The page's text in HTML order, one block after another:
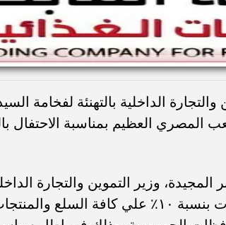
الداخلية بالتهنئة لفخامة
المصري العظيم بمناسبة الاحتفال
المجيدة، وزير التموين والتجارة
القابضة للصناعات الغذائية بعمل تخفيضات بنسبة ١٠٪؜ علي